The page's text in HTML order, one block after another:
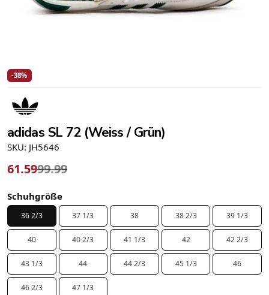
-38%
adidas SL 72 (Weiss / Grün)
SKU: JH5646
61.5999.99
Schuhgröße
36 2/3 37 1/3 38 38 2/3 39 1/3
40 40 2/3 41 1/3 42 42 2/3
43 1/3 44 44 2/3 45 1/3 46
46 2/3 47 1/3